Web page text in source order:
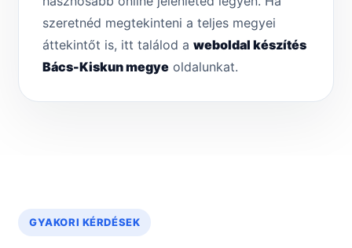
szeretnéd megtekinteni a teljes megyei
áttekintőt is, itt találod a weboldal készítés
Bács-Kiskun megye oldalunkat.
GYAKORI KÉRDÉSEK